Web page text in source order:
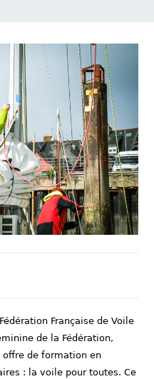
Française de Voile
de la Fédération,
offre de formation en
: la voile pour toutes. Ce